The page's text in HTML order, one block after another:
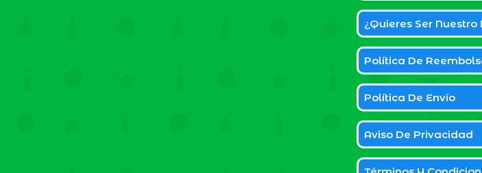
¿Quieres Ser Nuestro
Política De
Política De Envío
Aviso De Privacidad